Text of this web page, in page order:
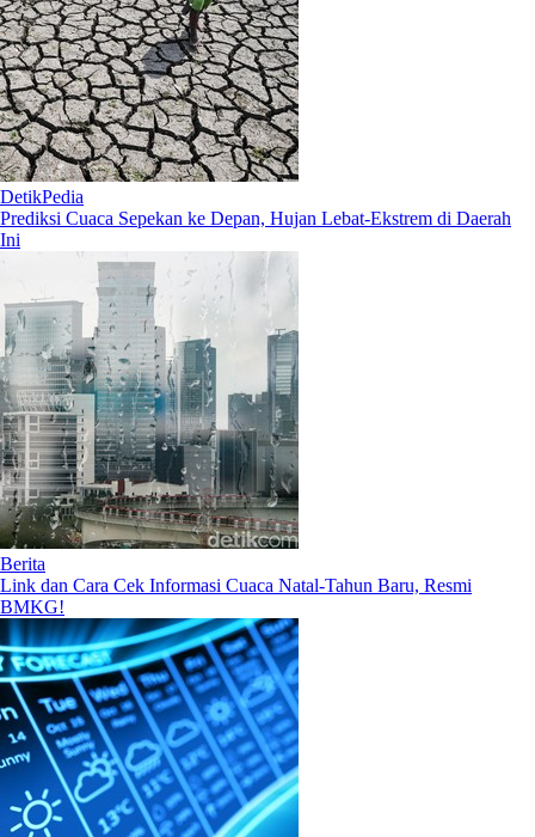
DetikPedia
Prediksi Cuaca Sepekan ke Depan, Hujan Lebat-Ekstrem di Daerah
Ini
Berita
Link dan Cara Cek Informasi Cuaca Natal-Tahun Baru, Resmi
BMKG!